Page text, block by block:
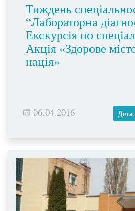
Тиждень
“Лабораторна
Екскурсія по
Акція «Здорове
нація»
06.04.2016